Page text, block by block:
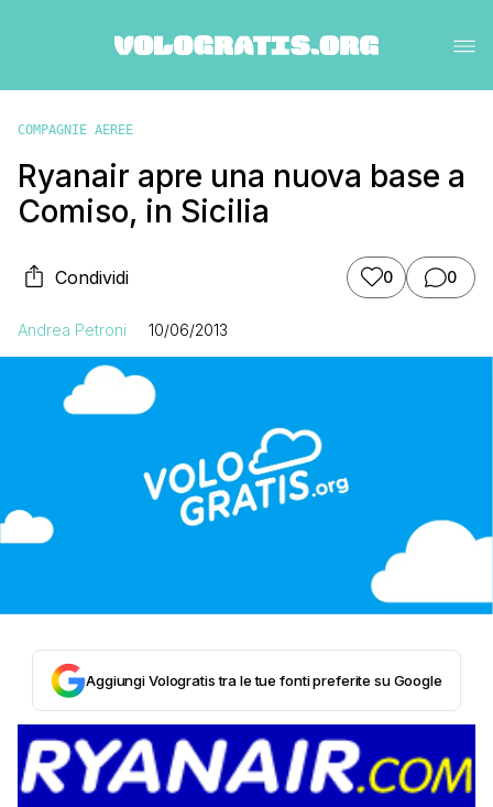
COMPAGNIE AEREE
Ryanair apre una nuova base a
Comiso, in Sicilia
Condividi 0 0
Andrea Petroni 10/06/2013
Aggiungi Vologratis tra le tue fonti preferite su Google